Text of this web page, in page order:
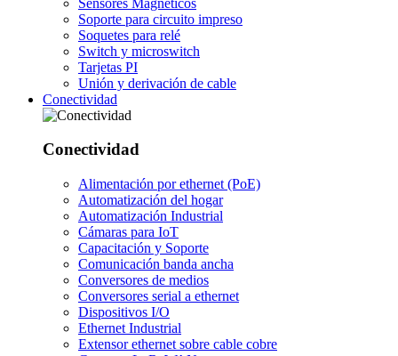
Soporte para circuito impreso
Soquetes para relé
Switch y microswitch
Tarjetas PI
Unión y derivación de cable
Conectividad
Conectividad
Alimentación por ethernet (PoE)
Automatización del hogar
Automatización Industrial
Cámaras para IoT
Capacitación y Soporte
Comunicación banda ancha
Conversores de medios
Conversores serial a ethernet
Dispositivos I/O
Ethernet Industrial
Extensor ethernet sobre cable cobre